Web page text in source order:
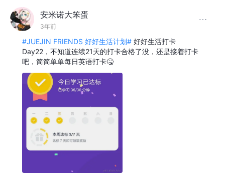
安米诺大笨蛋
3年前
#JUEJIN FRIENDS 好好生活计划# 好好生活打卡
Day22，不知道连续21天的打卡合格了没，还是接着打卡
吧，简简单单每日英语打卡🤒